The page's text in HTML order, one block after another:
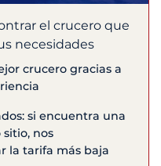
el crucero que
necesidades
crucero gracias a
si encuentra una
nos
la tarifa más baja